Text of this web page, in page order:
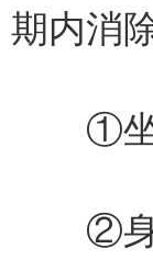
期内消
①坐着
②身体